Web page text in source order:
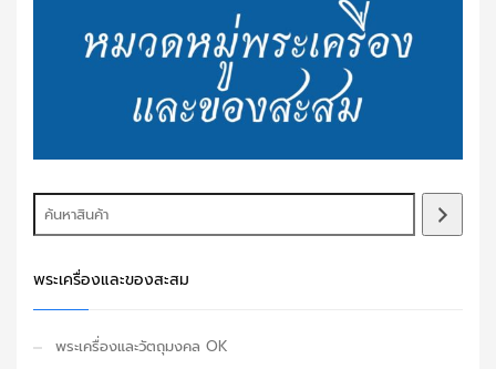
พระเครื่องและของสะสม
พระเครื่องและวัตถุมงคล OK